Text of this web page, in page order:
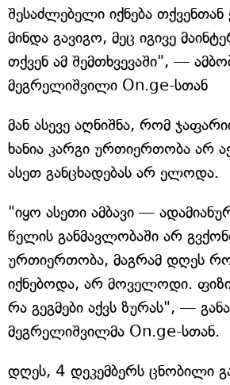
შესაძლებელი იქნება
მინდა გავიგო, მეც იგივე
თქვენ ამ შემთხვევაში", —
მეგრელიშვილი On.ge-სთან
მან ასევე აღნიშნა, რომ
ხანია კარგი ურთიერთობა არ
ასეთ განცხადებას არ ელოდა.
"იყო ასეთი ამბავი —
წელის განმავლობაში არ
ურთიერთობა, მაგრამ დღეს
იქნებოდა, არ მოველოდი.
რა გეგმები აქვს ზურას", —
მეგრელიშვილმა On.ge-სთან.
დღეს, 4 დეკემბერს ცნობილი